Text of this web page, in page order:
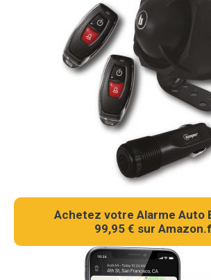
Achetez votre Alarme Auto
99,95 € sur